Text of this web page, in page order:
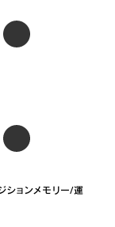
ションメモリー/運